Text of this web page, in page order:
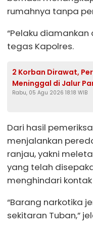
rumahnya tanpa
“Pelaku
tegas Kapolres.
2 Korban Dirawat,
Meninggal di Jalur
Rabu, 05 Agu 2026 18:18 WIB
Dari hasil
menjalankan
ranjau, yakni
yang telah
menghindari
“Barang narkotika
sekitaran Tuban,”